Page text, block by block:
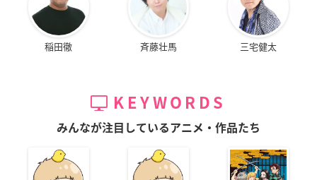
稲田徹 斉藤壮馬 三宅健太
KEYWORDS
みんなが注目しているアニメ・作品たち